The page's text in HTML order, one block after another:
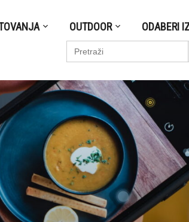
OUTDOOR ODABERI
Search
for: